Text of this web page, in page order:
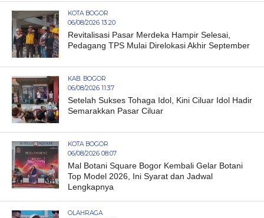
KOTA BOGOR
06/08/2026 13:20
Revitalisasi Pasar Merdeka Hampir Selesai,
Pedagang TPS Mulai Direlokasi Akhir September
KAB. BOGOR
06/08/2026 11:37
Setelah Sukses Tohaga Idol, Kini Ciluar Idol Hadir
Semarakkan Pasar Ciluar
KOTA BOGOR
06/08/2026 08:07
Mal Botani Square Bogor Kembali Gelar Botani
Top Model 2026, Ini Syarat dan Jadwal
Lengkapnya
OLAHRAGA